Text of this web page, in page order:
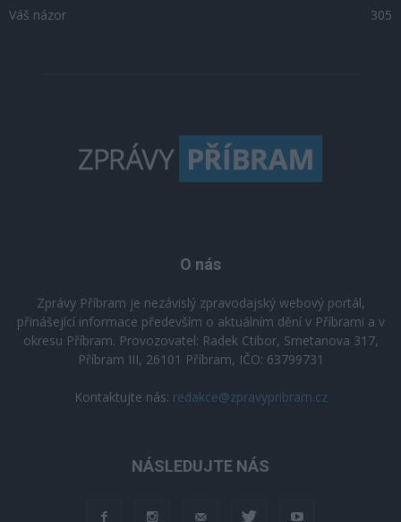
Váš názor
305
O nás
Zprávy Příbram je nezávislý zpravodajský webový portál,
přinášející informace především o aktuálním dění v Příbrami a v
okresu Příbram. Provozovatel: Radek Ctibor, Smetanova 317,
Příbram III, 26101 Příbram, IČO: 63799731
Kontaktujte nás: redakce@zpravypribram.cz
NÁSLEDUJTE NÁS